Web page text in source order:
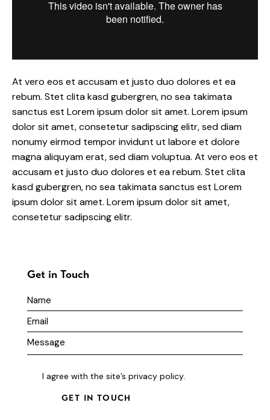
At vero eos et accusam et justo duo dolores et ea
rebum. Stet clita kasd gubergren, no sea takimata
sanctus est Lorem ipsum dolor sit amet. Lorem ipsum
dolor sit amet, consetetur sadipscing elitr, sed diam
nonumy eirmod tempor invidunt ut labore et dolore
magna aliquyam erat, sed diam voluptua. At vero eos et
accusam et justo duo dolores et ea rebum. Stet clita
kasd gubergren, no sea takimata sanctus est Lorem
ipsum dolor sit amet. Lorem ipsum dolor sit amet,
consetetur sadipscing elitr.
Get in Touch
I agree with the site’sprivacy policy.